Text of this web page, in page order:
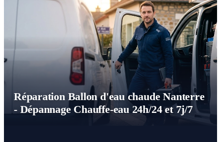
Réparation Ballon d'eau chaude Nanterre
- Dépannage Chauffe-eau 24h/24 et 7j/7